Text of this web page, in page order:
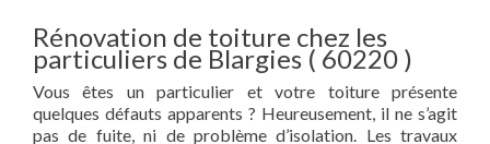
Rénovation de toiture chez les
particuliers de Blargies ( 60220 )
Vous êtes un particulier et votre toiture présente
quelques défauts apparents ? Heureusement, il ne s’agit
pas de fuite, ni de problème d’isolation. Les travaux